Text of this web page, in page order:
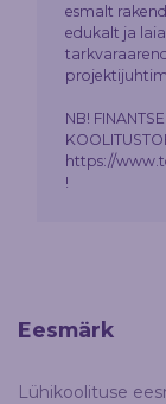
esmalt
edukalt ja
NB!
https://
!
Eesmärk
Lühikoolituse